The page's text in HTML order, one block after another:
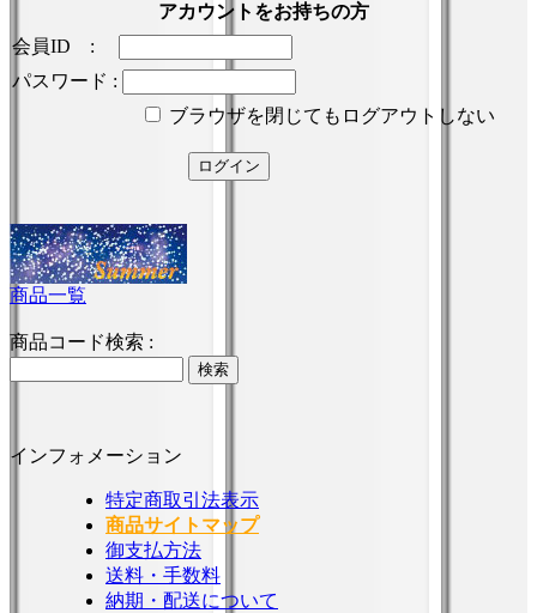
アカウントをお持ちの方
会員ID :
パスワード :
ブラウザを閉じてもログアウトしない
商品一覧
商品コード検索 :
インフォメーション
特定商取引法表示
商品サイトマップ
御支払方法
送料・手数料
納期・配送について